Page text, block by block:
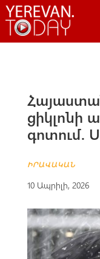
ցիկլոնի
գոտում.
ԻՐԱՎԱԿԱՆ
10 Ապրիլի, 2026